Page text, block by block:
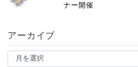
ナー開催
アーカイブ
ア